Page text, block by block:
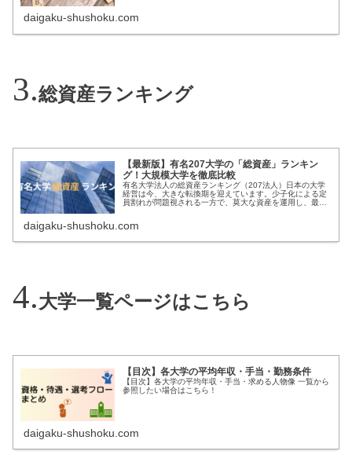
daigaku-shushoku.com
総資産ランキング
【最新版】有名207大学の「総資産」ランキン
グ！大規模大学を徹底比較
有名大学法人の総資産ランキング（207法人）日本の大学
経営は今、大きな転換期を迎えています。少子化による定
員割れが問題視される一方で、莫大な資産を運用し、最先
daigaku-shushoku.com
大学一覧ページはこちら
【目次】各大学の平均年収・手当・勤務条件
【目次】各大学の平均年収・手当・求める人物像 一覧から
参照したい場合はこちら！
daigaku-shushoku.com